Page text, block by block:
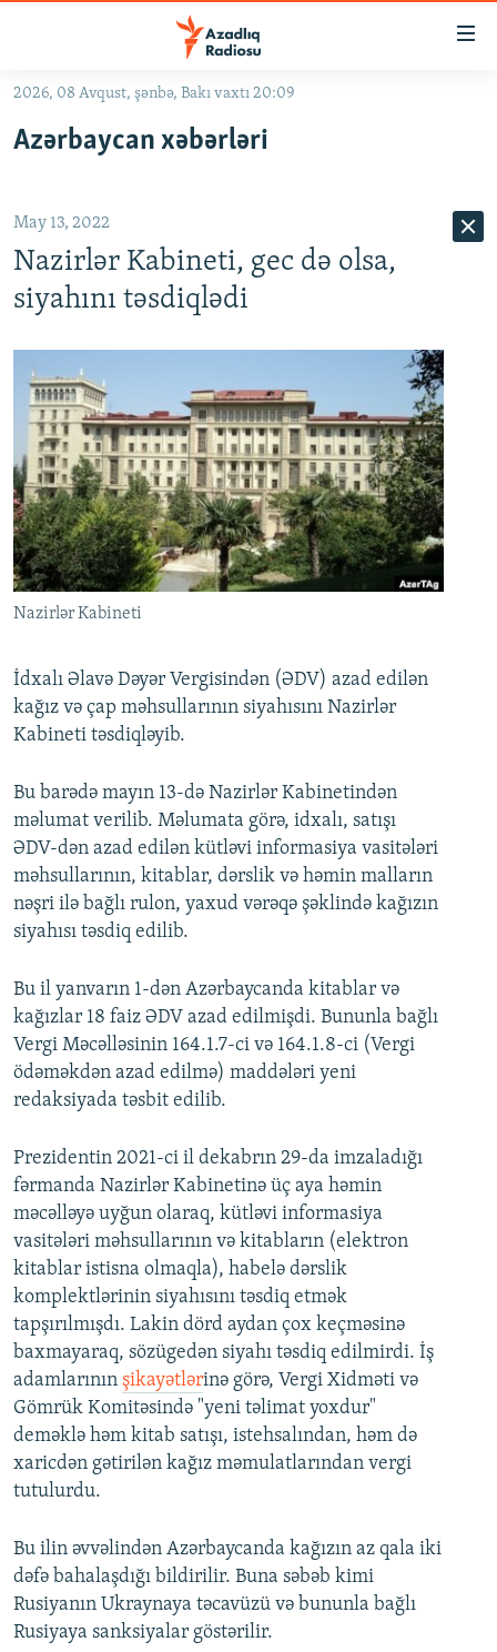
Əsas
qayıt
qayıt
Axtarışa
keç
#ƏSLINDƏ
QANUNI DOĞRU
MULTIMEDIA
VIDEO
FOTOQALEREYA
İNFOQRAFIKA
KARIKATURA
RADIO ARXIV
OXU ZALI
AZƏRBAYCAN ƏDƏBIYYATI KITABXANASI
İSLAM VƏ DEMOKRATIYA
HAQQIMIZDA
MISSIYAMIZ
PEŞƏ ETIKASI VƏ JURNALISTIKA STANDARTLARIMIZ
BIZIMLƏ ƏLAQƏ
XƏBƏR BÜLLETENLƏRIMIZ
BIZI IZLƏ
2026, 08 Avqust, şənbə, Bakı vaxtı 20:09
Azərbaycan xəbərləri
May 13, 2022
Nazirlər Kabineti, gec də olsa,
siyahını təsdiqlədi
Nazirlər Kabineti
İdxalı Əlavə Dəyər Vergisindən (ƏDV) azad edilən
kağız və çap məhsullarının siyahısını Nazirlər
Kabineti təsdiqləyib.
Bu barədə mayın 13-də Nazirlər Kabinetindən
məlumat verilib. Məlumata görə, idxalı, satışı
ƏDV-dən azad edilən kütləvi informasiya vasitələri
məhsullarının, kitablar, dərslik və həmin malların
nəşri ilə bağlı rulon, yaxud vərəqə şəklində kağızın
siyahısı təsdiq edilib.
Bu il yanvarın 1-dən Azərbaycanda kitablar və
kağızlar 18 faiz ƏDV azad edilmişdi. Bununla bağlı
Vergi Məcəlləsinin 164.1.7-ci və 164.1.8-ci (Vergi
ödəməkdən azad edilmə) maddələri yeni
redaksiyada təsbit edilib.
Prezidentin 2021-ci il dekabrın 29-da imzaladığı
fərmanda Nazirlər Kabinetinə üç aya həmin
məcəlləyə uyğun olaraq, kütləvi informasiya
vasitələri məhsullarının və kitabların (elektron
kitablar istisna olmaqla), habelə dərslik
komplektlərinin siyahısını təsdiq etmək
tapşırılmışdı. Lakin dörd aydan çox keçməsinə
baxmayaraq, sözügedən siyahı təsdiq edilmirdi. İş
adamlarının şikayətlərinə görə, Vergi Xidməti və
Gömrük Komitəsində "yeni təlimat yoxdur"
deməklə həm kitab satışı, istehsalından, həm də
xaricdən gətirilən kağız məmulatlarından vergi
tutulurdu.
Bu ilin əvvəlindən Azərbaycanda kağızın az qala iki
dəfə bahalaşdığı bildirilir. Buna səbəb kimi
Rusiyanın Ukraynaya təcavüzü və bununla bağlı
Rusiyaya sanksiyalar göstərilir.